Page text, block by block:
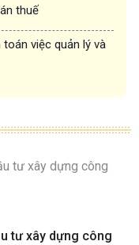
thuế
việc quản lý và
tư xây dựng công